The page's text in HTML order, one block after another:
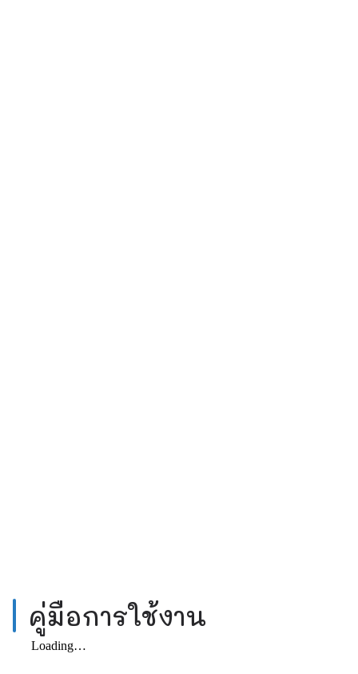
คู่มือการใช้งาน